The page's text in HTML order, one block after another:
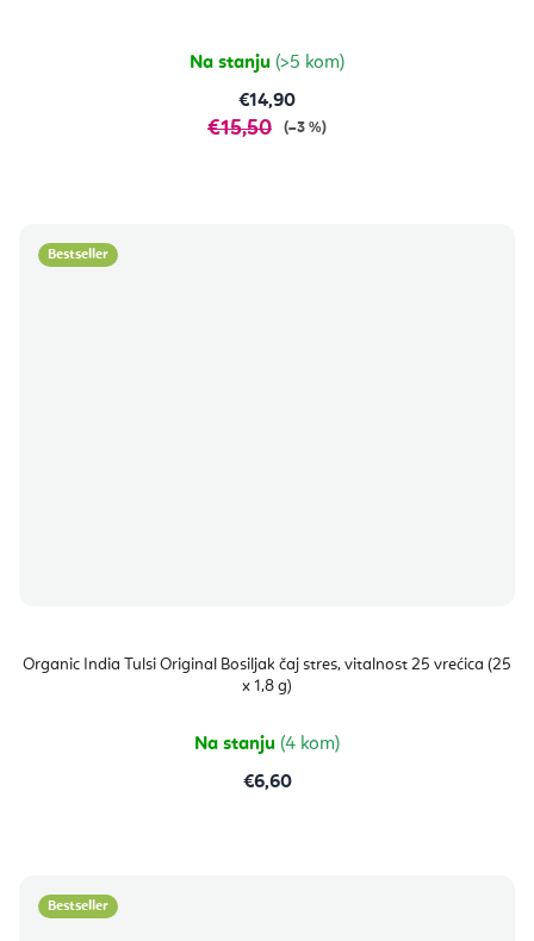
Na stanju (>5 kom)
€14,90
€15,50 (–3 %)
Bestseller
Organic India Tulsi Original Bosiljak čaj stres, vitalnost 25 vrećica (25
x 1,8 g)
Na stanju (4 kom)
€6,60
Bestseller